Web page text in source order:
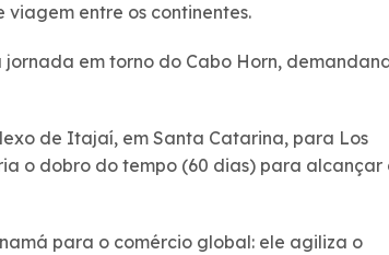
entre os continentes.
em torno do Cabo Horn,
de Itajaí, em Santa Catarina, para Los
o dobro do tempo (60 dias) para alcançar
para o comércio global: ele agiliza o